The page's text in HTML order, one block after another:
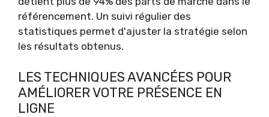
référencement. Un suivi régulier des
statistiques permet d'ajuster la stratégie selon
les résultats obtenus.
LES TECHNIQUES AVANCÉES POUR
AMÉLIORER VOTRE PRÉSENCE EN
LIGNE